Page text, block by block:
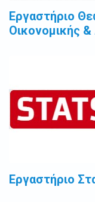
Εργαστήριο
Οικονομικής &
Εργαστήριο